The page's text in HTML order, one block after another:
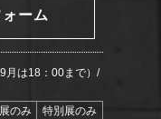
ーム
月は18：00まで）/
のみ 特別展のみ